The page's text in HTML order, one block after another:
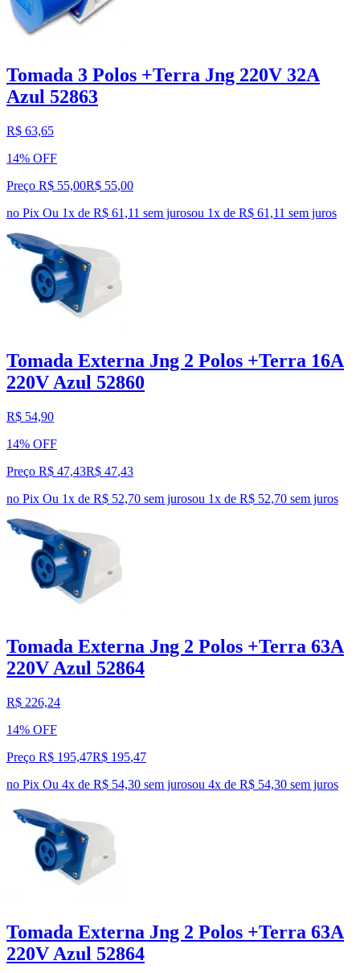
Tomada 3 Polos +Terra Jng 220V 32A
Azul 52863
R$ 63,65
14% OFF
Preço R$ 55,00R$ 55,00
no Pix Ou 1x de R$ 61,11 sem jurosou 1x de R$ 61,11 sem juros
Tomada Externa Jng 2 Polos +Terra 16A
220V Azul 52860
R$ 54,90
14% OFF
Preço R$ 47,43R$ 47,43
no Pix Ou 1x de R$ 52,70 sem jurosou 1x de R$ 52,70 sem juros
Tomada Externa Jng 2 Polos +Terra 63A
220V Azul 52864
R$ 226,24
14% OFF
Preço R$ 195,47R$ 195,47
no Pix Ou 4x de R$ 54,30 sem jurosou 4x de R$ 54,30 sem juros
Tomada Externa Jng 2 Polos +Terra 63A
220V Azul 52864